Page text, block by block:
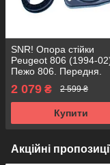
SNR! Опора стійки
Peugeot 806 (1994-
Пежо 806. Передня.
Права. SM1917 ,
KB659.17 , VKDA35317
2 079 ₴ 2 599 ₴
Купити
Акційні